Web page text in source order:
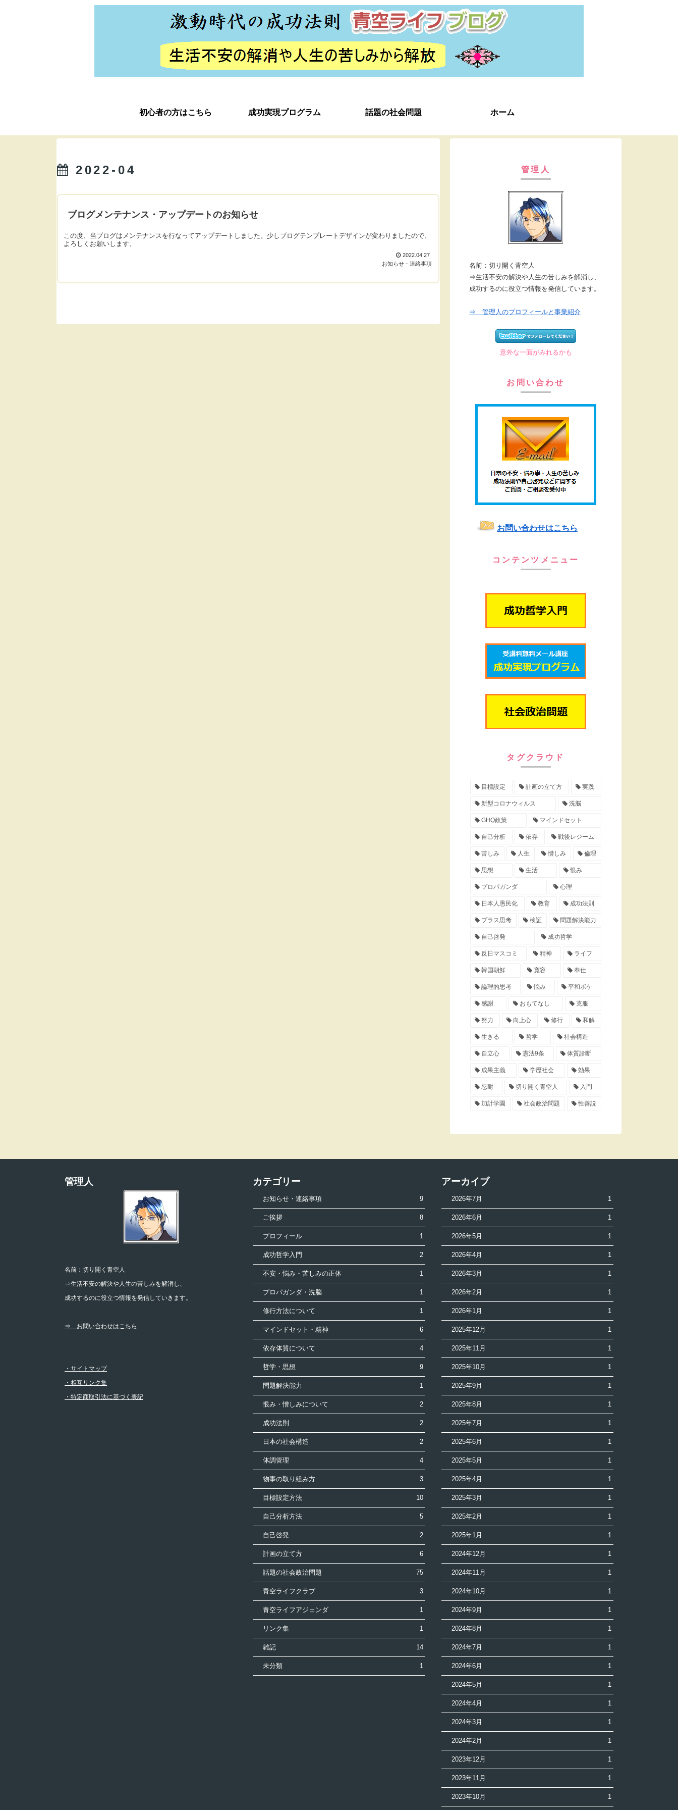
初心者の方はこちら 成功実現プログラム 話題の社会問題 ホーム
2022-04
ブログメンテナンス・アップデートのお知らせ
この度、当ブログはメンテナンスを行なってアップデートしました。少しブログテンプレートデザインが変わりましたので、
よろしくお願いします。
2022.04.27
お知らせ・連絡事項
管理人
名前：切り開く青空人
⇒生活不安の解決や人生の苦しみを解消し、
成功するのに役立つ情報を発信しています。
⇒ 管理人のプロフィールと事業紹介
意外な一面がみれるかも
お問い合わせ
お問い合わせはこちら
コンテンツメニュー
タグクラウド
目標設定 計画の立て方 実践
新型コロナウィルス 洗脳
GHQ政策 マインドセット
自己分析 依存 戦後レジーム
苦しみ 人生 憎しみ 倫理
思想 生活 恨み
プロパガンダ 心理
日本人愚民化 教育 成功法則
プラス思考 検証 問題解決能力
自己啓発 成功哲学
反日マスコミ 精神 ライフ
韓国朝鮮 寛容 奉仕
論理的思考 悩み 平和ボケ
感謝 おもてなし 克服
努力 向上心 修行 和解
生きる 哲学 社会構造
自立心 憲法9条 体質診断
成果主義 学歴社会 効果
忍耐 切り開く青空人 入門
加計学園 社会政治問題 性善説
管理人
名前：切り開く青空人
⇒生活不安の解決や人生の苦しみを解消し、
成功するのに役立つ情報を発信していきます。
⇒ お問い合わせはこちら
・サイトマップ
・相互リンク集
・特定商取引法に基づく表記
カテゴリー
お知らせ・連絡事項 9
ご挨拶 8
プロフィール 1
成功哲学入門 2
不安・悩み・苦しみの正体 1
プロパガンダ・洗脳 1
修行方法について 1
マインドセット・精神 6
依存体質について 4
哲学・思想 9
問題解決能力 1
恨み・憎しみについて 2
成功法則 2
日本の社会構造 2
体調管理 4
物事の取り組み方 3
目標設定方法 10
自己分析方法 5
自己啓発 2
計画の立て方 6
話題の社会政治問題 75
青空ライフクラブ 3
青空ライフアジェンダ 1
リンク集 1
雑記 14
未分類 1
アーカイブ
2026年7月 1
2026年6月 1
2026年5月 1
2026年4月 1
2026年3月 1
2026年2月 1
2026年1月 1
2025年12月 1
2025年11月 1
2025年10月 1
2025年9月 1
2025年8月 1
2025年7月 1
2025年6月 1
2025年5月 1
2025年4月 1
2025年3月 1
2025年2月 1
2025年1月 1
2024年12月 1
2024年11月 1
2024年10月 1
2024年9月 1
2024年8月 1
2024年7月 1
2024年6月 1
2024年5月 1
2024年4月 1
2024年3月 1
2024年2月 1
2023年12月 1
2023年11月 1
2023年10月 1